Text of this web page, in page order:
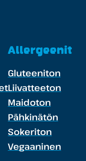
Allergeenit
Gluteeniton
Liivatteeton
Maidoton
Pähkinätön
Sokeriton
Vegaaninen